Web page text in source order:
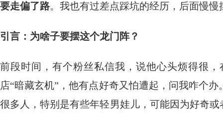
要走偏了路。我也有过差点踩坑的经历，后面慢慢
引言：为啥子要摆这个龙门阵？
前段时间，有个粉丝私信我，说他心头烦得很
店“暗藏玄机”，他有点好奇又怕遭起，问我咋个
很多人，特别是有些年轻男娃儿，可能因为好奇